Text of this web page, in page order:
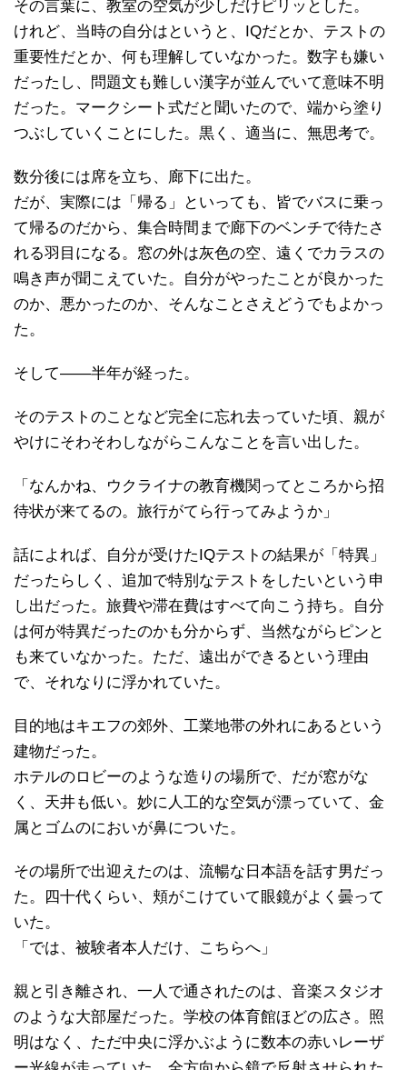
その言葉に、教室の空気が少しだけピリッとした。
けれど、当時の自分はというと、IQだとか、テストの
重要性だとか、何も理解していなかった。数字も嫌い
だったし、問題文も難しい漢字が並んでいて意味不明
だった。マークシート式だと聞いたので、端から塗り
つぶしていくことにした。黒く、適当に、無思考で。
数分後には席を立ち、廊下に出た。
だが、実際には「帰る」といっても、皆でバスに乗っ
て帰るのだから、集合時間まで廊下のベンチで待たさ
れる羽目になる。窓の外は灰色の空、遠くでカラスの
鳴き声が聞こえていた。自分がやったことが良かった
のか、悪かったのか、そんなことさえどうでもよかっ
た。
そして――半年が経った。
そのテストのことなど完全に忘れ去っていた頃、親が
やけにそわそわしながらこんなことを言い出した。
「なんかね、ウクライナの教育機関ってところから招
待状が来てるの。旅行がてら行ってみようか」
話によれば、自分が受けたIQテストの結果が「特異」
だったらしく、追加で特別なテストをしたいという申
し出だった。旅費や滞在費はすべて向こう持ち。自分
は何が特異だったのかも分からず、当然ながらピンと
も来ていなかった。ただ、遠出ができるという理由
で、それなりに浮かれていた。
目的地はキエフの郊外、工業地帯の外れにあるという
建物だった。
ホテルのロビーのような造りの場所で、だが窓がな
く、天井も低い。妙に人工的な空気が漂っていて、金
属とゴムのにおいが鼻についた。
その場所で出迎えたのは、流暢な日本語を話す男だっ
た。四十代くらい、頬がこけていて眼鏡がよく曇って
いた。
「では、被験者本人だけ、こちらへ」
親と引き離され、一人で通されたのは、音楽スタジオ
のような大部屋だった。学校の体育館ほどの広さ。照
明はなく、ただ中央に浮かぶように数本の赤いレーザ